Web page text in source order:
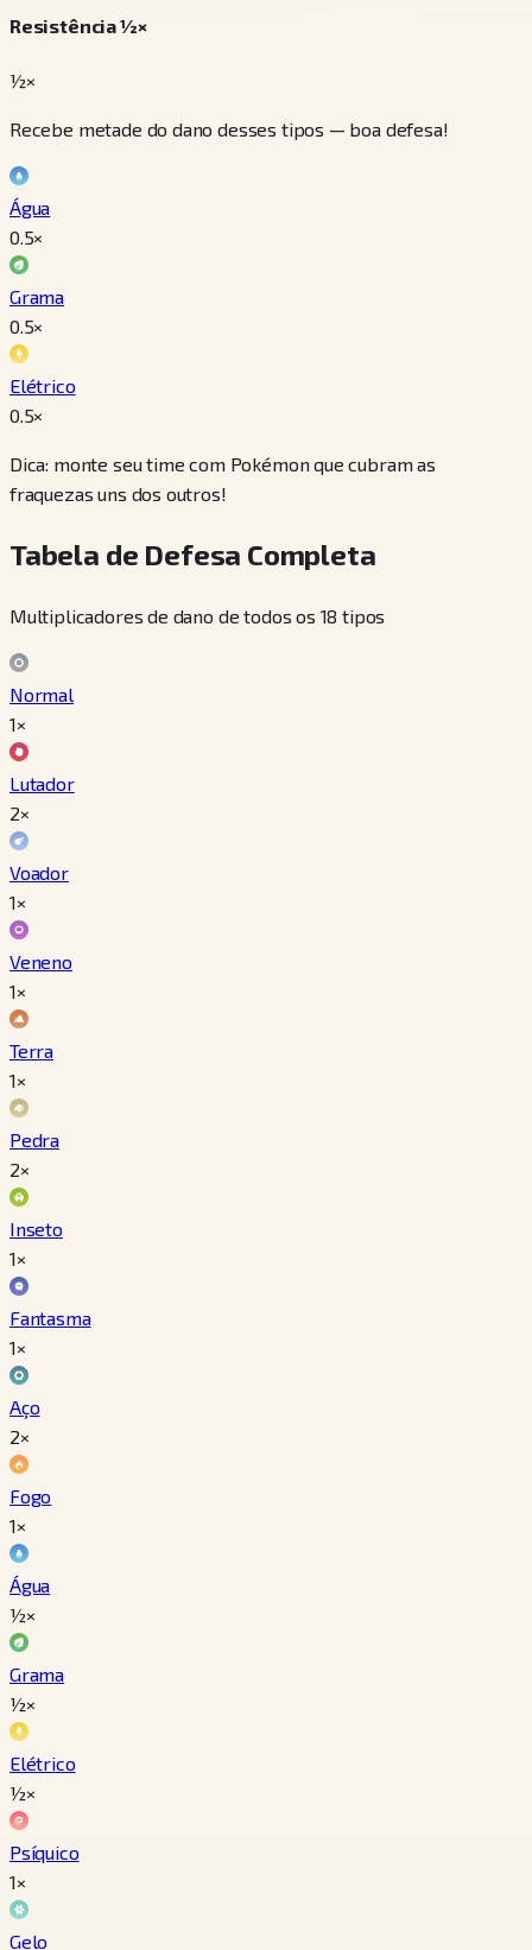
Resistência ½×
½×
Recebe metade do dano desses tipos — boa defesa!
Água
0.5×
Grama
0.5×
Elétrico
0.5×
Dica: monte seu time com Pokémon que cubram as
fraquezas uns dos outros!
Tabela de Defesa Completa
Multiplicadores de dano de todos os 18 tipos
Normal
1×
Lutador
2×
Voador
1×
Veneno
1×
Terra
1×
Pedra
2×
Inseto
1×
Fantasma
1×
Aço
2×
Fogo
1×
Água
½×
Grama
½×
Elétrico
½×
Psíquico
1×
Gelo